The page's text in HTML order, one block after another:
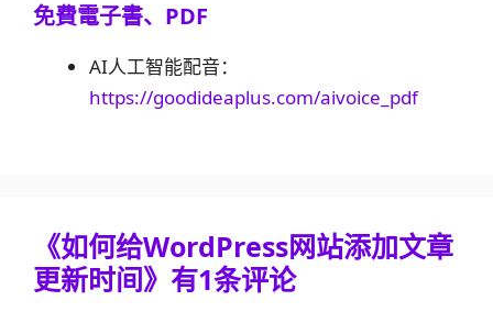
免費電子書、PDF
AI人工智能配音：
https://goodideaplus.com/aivoice_pdf
《如何给WordPress网站添加文章
更新时间》有1条评论